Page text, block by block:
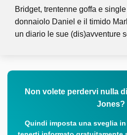
Bridget, trentenne goffa e
donnaiolo Daniel e il timido
un diario le sue (dis)avventure
Non volete perdervi nulla
Jones?
Quindi imposta una sveglia